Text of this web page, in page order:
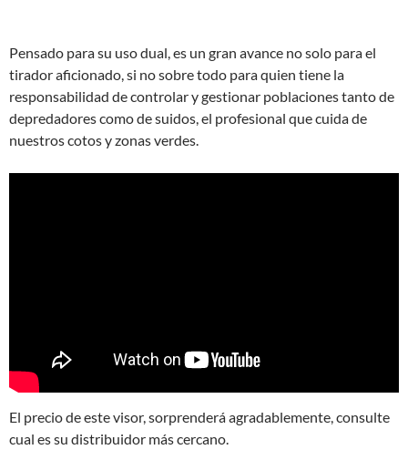
Pensado para su uso dual, es un gran avance no solo para el
tirador aficionado, si no sobre todo para quien tiene la
responsabilidad de controlar y gestionar poblaciones tanto de
depredadores como de suidos, el profesional que cuida de
nuestros cotos y zonas verdes.
El precio de este visor, sorprenderá agradablemente, consulte
cual es su distribuidor más cercano.